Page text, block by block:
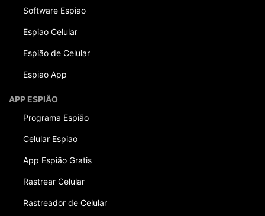
Software Espiao
Espiao Celular
Espião de Celular
Espiao App
APP ESPIÃO
Programa Espião
Celular Espiao
App Espião Gratis
Rastrear Celular
Rastreador de Celular